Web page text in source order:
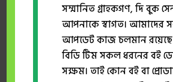
Showing the single result
Show sidebar
সম্মানিত গ্রাহকগণ, দি বুক
আপনাকে স্বাগত। আমাদের
আপডেট কাজ চলমান
বিডি টিম সকল ধরনের বই
সক্ষম। তাই কোন বই বা